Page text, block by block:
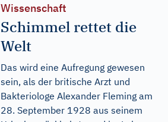
Wissenschaft
Schimmel rettet die
Welt
Das wird eine Aufregung gewesen
sein, als der britische Arzt und
Bakteriologe Alexander Fleming am
28. September 1928 aus seinem